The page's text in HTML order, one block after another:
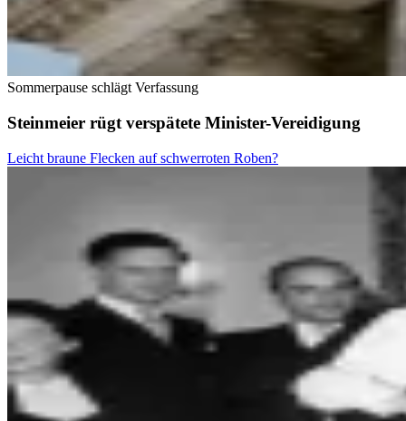
Sommerpause schlägt Verfassung
Steinmeier rügt verspätete Minister-Vereidigung
Leicht braune Flecken auf schwerroten Roben?